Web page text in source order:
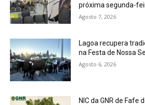
próxima segunda-
Agosto 7, 2026
Lagoa recupera
na Festa de Nossa
Agosto 6, 2026
NIC da GNR de Fafe